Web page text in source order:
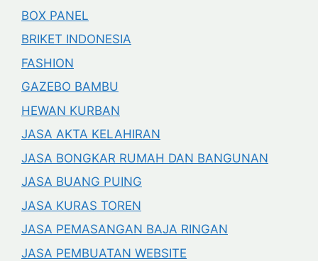
BOX PANEL
BRIKET INDONESIA
FASHION
GAZEBO BAMBU
HEWAN KURBAN
JASA AKTA KELAHIRAN
JASA BONGKAR RUMAH DAN BANGUNAN
JASA BUANG PUING
JASA KURAS TOREN
JASA PEMASANGAN BAJA RINGAN
JASA PEMBUATAN WEBSITE